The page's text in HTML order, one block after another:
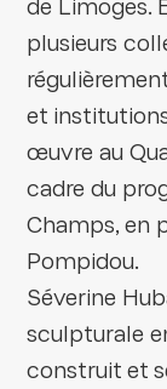
de Limoges.
plusieurs
et
œuvre au
cadre du
Champs, en
Pompidou.
Séverine
sculpturale
construit et